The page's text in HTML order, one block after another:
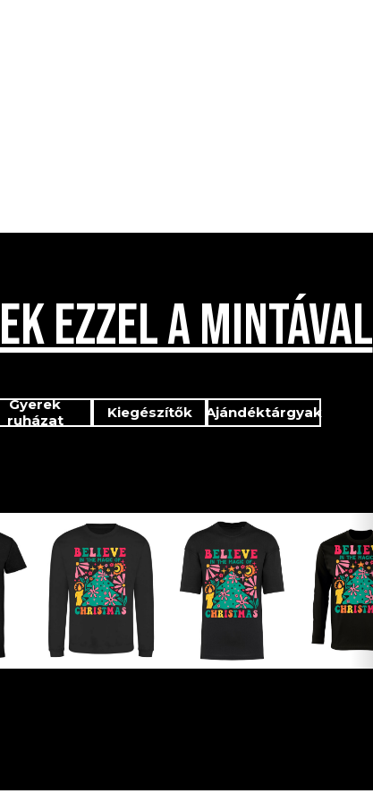
EZZEL A MINTÁVAL
Gyerek
ruházat
Kiegészítők Ajándéktárgyak